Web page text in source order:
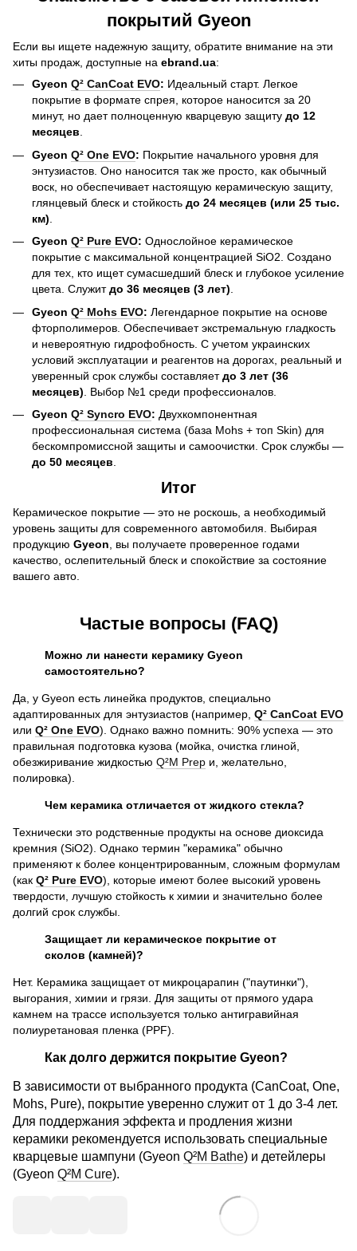
покрытий Gyeon
Если вы ищете надежную защиту, обратите внимание на эти
хиты продаж, доступные на ebrand.ua:
Gyeon Q² CanCoat EVO: Идеальный старт. Легкое
покрытие в формате спрея, которое наносится за 20
минут, но дает полноценную кварцевую защиту до 12
месяцев.
Gyeon Q² One EVO: Покрытие начального уровня для
энтузиастов. Оно наносится так же просто, как обычный
воск, но обеспечивает настоящую керамическую защиту,
глянцевый блеск и стойкость до 24 месяцев (или 25 тыс.
км)
Gyeon Q² Pure EVO: Однослойное керамическое
покрытие с максимальной концентрацией SiO2. Создано
для тех, кто ищет сумасшедший блеск и глубокое усиление
цвета. Служитдо 36 месяцев (3 лет).
Gyeon Q² Mohs EVO: Легендарное покрытие на основе
фторполимеров. Обеспечивает экстремальную гладкость
и невероятную гидрофобность. С учетом украинских
условий эксплуатации и реагентов на дорогах, реальный и
уверенный срок службы составляетдо 3 лет (36
месяцев) . Выбор №1 среди профессионалов.
Gyeon Q² Syncro EVO: Двухкомпонентная
профессиональная система (база Mohs + топ Skin) для
бескомпромиссной защиты и самоочистки. Срок службы —
до 50 месяцев
Итог
Керамическое покрытие — это не роскошь, а необходимый
уровень защиты для современного автомобиля. Выбирая
продукцию Gyeon, вы получаете проверенное годами
качество, ослепительный блеск и спокойствие за состояние
вашего авто.
Частые вопросы (FAQ)
Можно ли нанести керамику Gyeon
самостоятельно?
Да, у Gyeon есть линейка продуктов, специально
адаптированных для энтузиастов (например, Q² CanCoat EVO
или Q² One EVO). Однако важно помнить: 90% успеха — это
правильная подготовка кузова (мойка, очистка глиной,
обезжиривание жидкостью Q²M Prep и, желательно,
полировка).
Чем керамика отличается от жидкого стекла?
Технически это родственные продукты на основе диоксида
кремния (SiO2). Однако термин "керамика" обычно
применяют к более концентрированным, сложным формулам
(как Q² Pure EVO), которые имеют более высокий уровень
твердости, лучшую стойкость к химии и значительно более
долгий срок службы.
Защищает ли керамическое покрытие от
сколов (камней)?
Нет. Керамика защищает от микроцарапин ("паутинки"),
выгорания, химии и грязи. Для защиты от прямого удара
камнем на трассе используется только антигравийная
полиуретановая пленка (PPF).
Как долго держится покрытие Gyeon?
В зависимости от выбранного продукта (CanCoat, One,
Mohs, Pure), покрытие уверенно служит от 1 до 3-4 лет.
Для поддержания эффекта и продления жизни
керамики рекомендуется использовать специальные
кварцевые шампуни (Gyeon Q²M Bathe) и детейлеры
(Gyeon Q²M Cure).